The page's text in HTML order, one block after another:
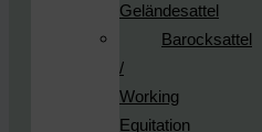
Geländesattel
Barocksattel
/
Working
Equitation